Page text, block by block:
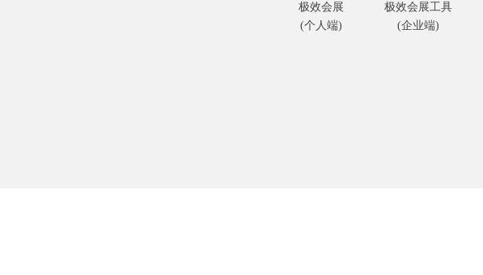
极效会展
(个人端)
极效会展工具
(企业端)